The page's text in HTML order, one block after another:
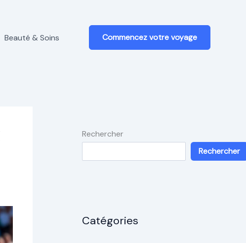
Beauté & Soins Commencez votre voyage
Rechercher
Rechercher
Catégories